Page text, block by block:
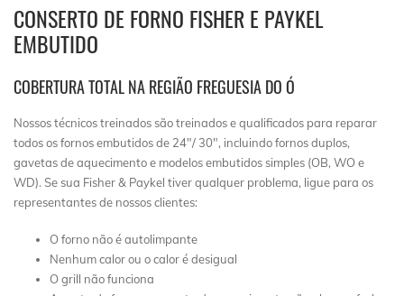
CONSERTO DE FORNO FISHER E PAYKEL
EMBUTIDO
COBERTURA TOTAL NA REGIÃO FREGUESIA DO Ó
Nossos técnicos treinados são treinados e qualificados para reparar
todos os fornos embutidos de 24″/ 30″, incluindo fornos duplos,
gavetas de aquecimento e modelos embutidos simples (OB, WO e
WD). Se sua Fisher & Paykel tiver qualquer problema, ligue para os
representantes de nossos clientes:
O forno não é autolimpante
Nenhum calor ou o calor é desigual
O grill não funciona